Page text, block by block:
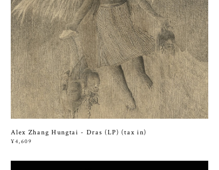
Alex Zhang Hungtai - Dras (LP) (tax in)
¥4,609